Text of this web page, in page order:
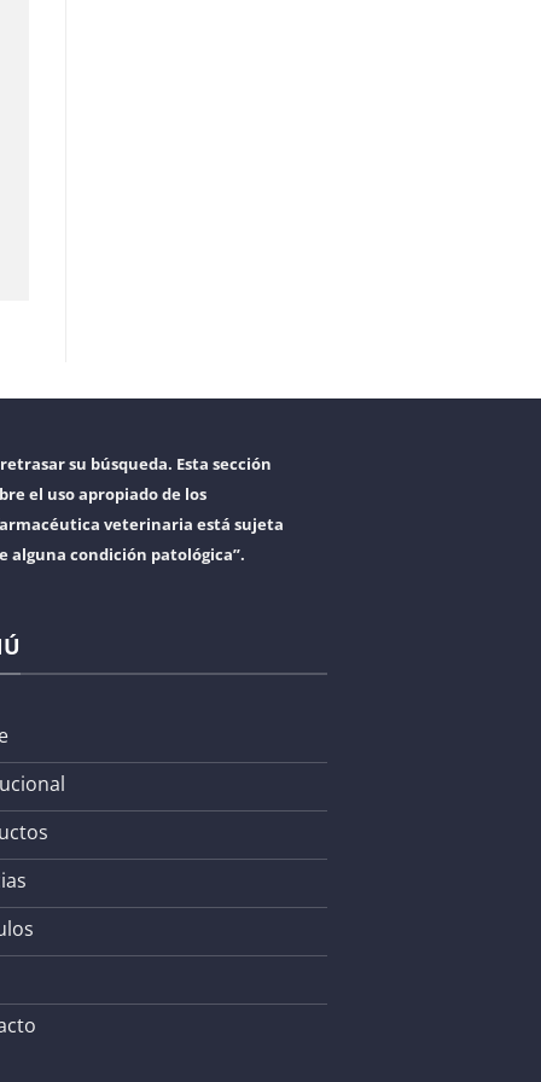
su búsqueda. Esta sección
el uso apropiado de los
veterinaria está sujeta
alguna condición patológica”.